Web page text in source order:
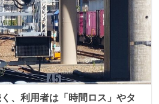
、利用者は「時間ロス」やタ